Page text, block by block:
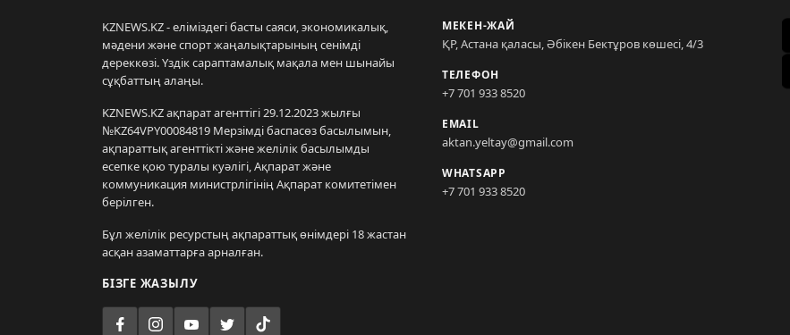
KZNEWS.KZ - еліміздегі басты саяси, экономикалық,
мәдени және спорт жаңалықтарының сенімді
дереккөзі. Үздік сараптамалық мақала мен шынайы
сұқбаттың алаңы.
KZNEWS.KZ ақпарат агенттігі 29.12.2023 жылғы
№KZ64VPY00084819 Мерзімді баспасөз басылымын,
ақпараттық агенттікті және желілік басылымды
есепке қою туралы куәлігі, Ақпарат және
коммуникация министрлігінің Ақпарат комитетімен
берілген.
Бұл желілік ресурстың ақпараттық өнімдері 18 жастан
асқан азаматтарға арналған.
БІЗГЕ ЖАЗЫЛУ
МЕКЕН-ЖАЙ
ҚР, Астана қаласы, Әбікен Бектұров көшесі, 4/3
ТЕЛЕФОН
+7 701 933 8520
EMAIL
aktan.yeltay@gmail.com
WHATSAPP
+7 701 933 8520